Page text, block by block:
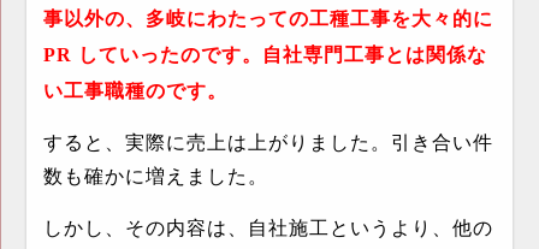
事以外の、多岐にわたっての工種工事を大々的に
PR していったのです。自社専門工事とは関係な
い工事職種のです。
すると、実際に売上は上がりました。引き合い件
数も確かに増えました。
しかし、その内容は、自社施工というより、他の